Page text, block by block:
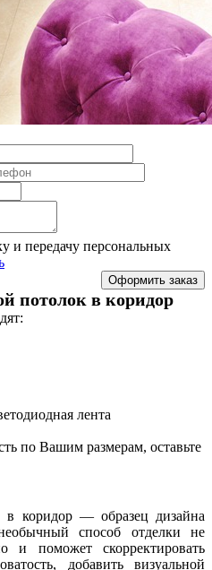
и передачу персональных
потолок в коридор
лента
по Вашим размерам, оставьте
коридор — образец дизайна
способ отделки не
и поможет скорректировать
добавить визуальной